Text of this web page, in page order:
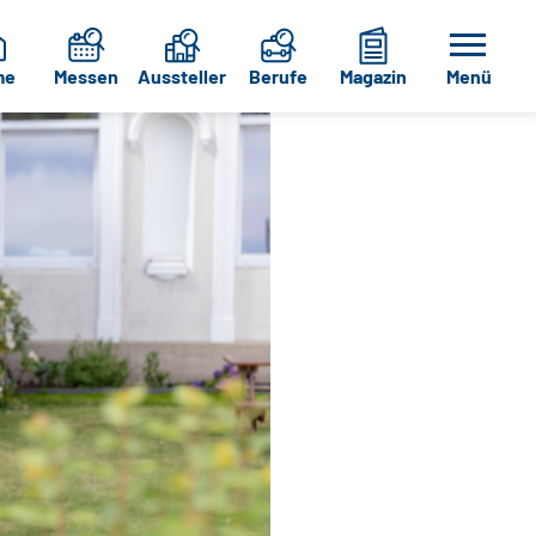
Messen Aussteller Berufe Magazin Menü